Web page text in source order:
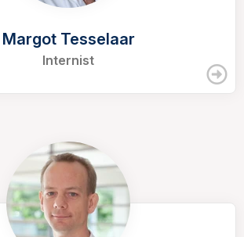
Margot Tesselaar
Internist